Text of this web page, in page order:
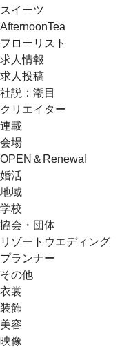
スイーツ
AfternoonTea
フローリスト
求人情報
求人投稿
社説：潮目
クリエイター
連載
会場
OPEN＆Renewal
婚活
地域
学校
協会・団体
リゾートウエディング
プランナー
その他
衣裳
装飾
美容
映像